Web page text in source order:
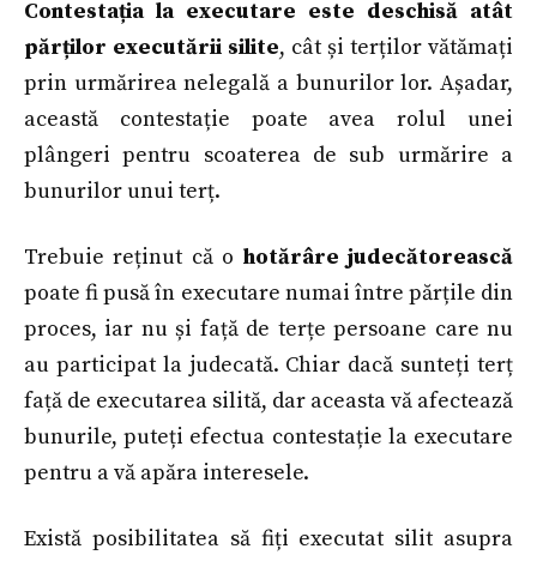
Contestația la executare este deschisă atât
părților executării silite, cât și terților vătămați
prin urmărirea nelegală a bunurilor lor. Așadar,
această contestație poate avea rolul unei
plângeri pentru scoaterea de sub urmărire a
bunurilor unui terț.
Trebuie reținut că o hotărâre judecătorească
poate fi pusă în executare numai între părțile din
proces, iar nu și față de terțe persoane care nu
au participat la judecată. Chiar dacă sunteți terț
față de executarea silită, dar aceasta vă afectează
bunurile, puteți efectua contestație la executare
pentru a vă apăra interesele.
Există posibilitatea să fiți executat silit asupra